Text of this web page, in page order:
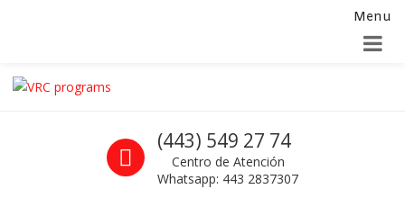
Menu
Skip to navigation
Skip to content
La seguridad de su empresa es nuestro negocio.
Call us
(443) 549 27 74
Centro de Atención
Whatsapp: 443 2837307